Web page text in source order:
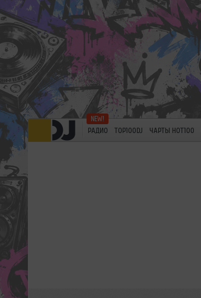
РАДИО TOP100DJ ЧАРТЫ HOT100